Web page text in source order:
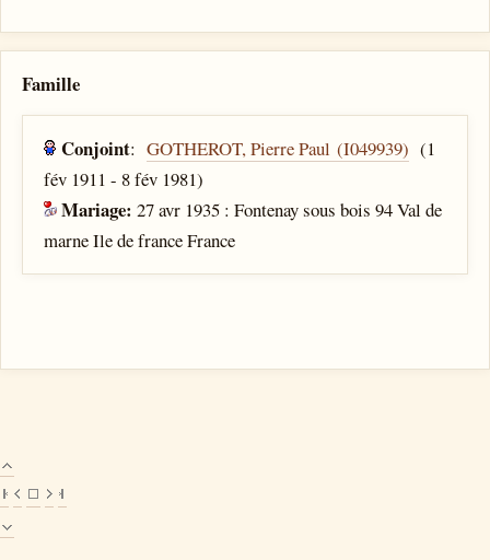
Famille
Conjoint:GOTHEROT, Pierre Paul (I049939) (1
fév 1911 - 8 fév 1981)
Mariage:27 avr 1935 : Fontenay sous bois 94 Val de
marne Ile de france France